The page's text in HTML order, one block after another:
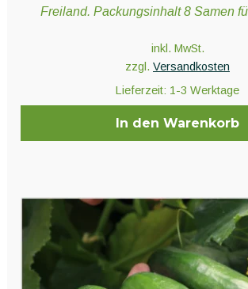
Freiland. Packungsinhalt 8 Samen
inkl. MwSt.
zzgl. Versandkosten
Lieferzeit: 1-3 Werktage
In den Warenkorb